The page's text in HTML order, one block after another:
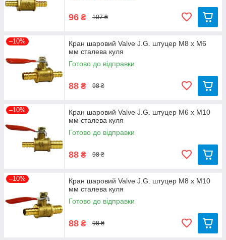
96 ₴ 107 ₴
–10%
Кран шаровий Valve J.G. штуцер М8 х М6
мм сталева куля
Готово до відправки
88 ₴ 98 ₴
–10%
Кран шаровий Valve J.G. штуцер М6 х М10
мм сталева куля
Готово до відправки
88 ₴ 98 ₴
–10%
Кран шаровий Valve J.G. штуцер М8 х М10
мм сталева куля
Готово до відправки
88 ₴ 98 ₴